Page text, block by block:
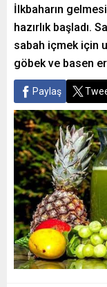
İlkbaharın
hazırlık başladı.
sabah içmek için
göbek ve basen
Paylaş